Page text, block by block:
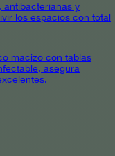
antibacterianas y
los espacios con total
macizo con tablas
asegura